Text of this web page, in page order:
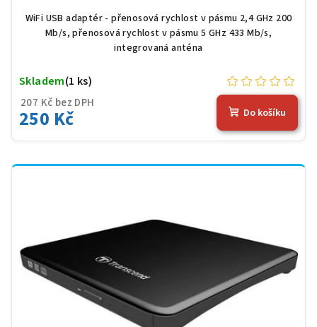
WiFi USB adaptér - přenosová rychlost v pásmu 2,4 GHz 200
Mb/s, přenosová rychlost v pásmu 5 GHz 433 Mb/s,
integrovaná anténa
207 Kč bez DPH
250 Kč
Skladem(1 ks)
Do košíku